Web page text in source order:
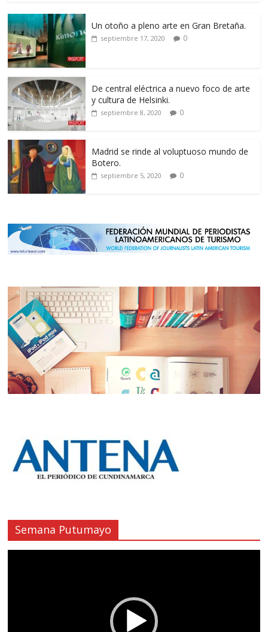
Un otoño a pleno arte en Gran Bretaña.
septiembre 17, 2020 0
De central eléctrica a nuevo foco de arte
y cultura de Helsinki.
septiembre 8, 2020 0
Madrid se rinde al voluptuoso mundo de
Botero.
septiembre 5, 2020 0
Semana Putumayo